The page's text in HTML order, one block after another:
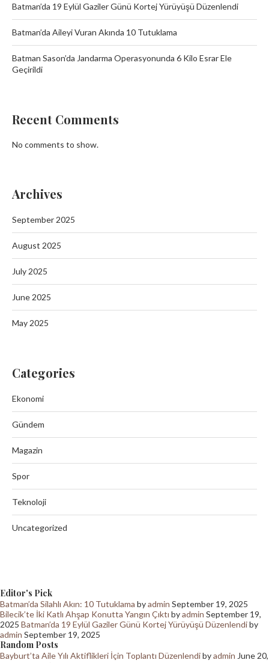
Batman’da 19 Eylül Gaziler Günü Kortej Yürüyüşü Düzenlendi
Batman’da Aileyi Vuran Akında 10 Tutuklama
Batman Sason’da Jandarma Operasyonunda 6 Kilo Esrar Ele
Geçirildi
Recent Comments
No comments to show.
Archives
September 2025
August 2025
July 2025
June 2025
May 2025
Categories
Ekonomi
Gündem
Magazin
Spor
Teknoloji
Uncategorized
Editor's Pick
Batman’da Silahlı Akın: 10 Tutuklama byadmin September 19, 2025
Bilecik’te İki Katlı Ahşap Konutta Yangın Çıktı byadmin September 19,
2025 Batman’da 19 Eylül Gaziler Günü Kortej Yürüyüşü Düzenlendiby
admin September 19, 2025
Random Posts
Bayburt’ta Aile Yılı Aktiflikleri İçin Toplantı Düzenlendibyadmin June 20,